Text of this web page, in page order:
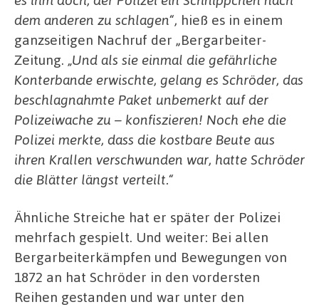
dem anderen zu schlagen“, hieß es in einem
ganzseitigen Nachruf der „Bergarbeiter-
Zeitung. „Und als sie einmal die gefährliche
Konterbande erwischte, gelang es Schröder, das
beschlagnahmte Paket unbemerkt auf der
Polizeiwache zu – konfiszieren! Noch ehe die
Polizei merkte, dass die kostbare Beute aus
ihren Krallen verschwunden war, hatte Schröder
die Blätter längst verteilt.“
Ähnliche Streiche hat er später der Polizei
mehrfach gespielt. Und weiter: Bei allen
Bergarbeiterkämpfen und Bewegungen von
1872 an hat Schröder in den vordersten
Reihen gestanden und war unter den